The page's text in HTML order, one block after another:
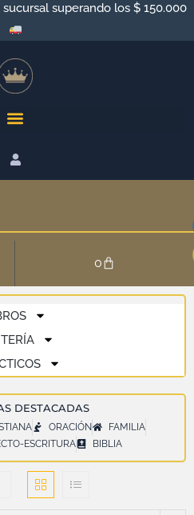
sucursal superando los $ 150.000
0
DESTACADAS
ORACIÓN
FAMILIA
ESCRITURA BIBLIA